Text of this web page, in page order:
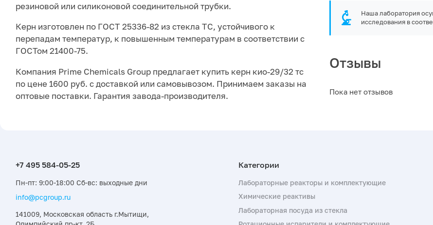
резиновой или силиконовой соединительной трубки.
Керн изготовлен по ГОСТ 25336-82 из стекла ТС, устойчивого к
перепадам температур, к повышенным температурам в соответствии с
ГОСТом 21400-75.
Компания Prime Chemicals Group предлагает купить керн кио-29/32 тс
по цене 1600 руб. с доставкой или самовывозом. Принимаем заказы на
оптовые поставки. Гарантия завода-производителя.
Наша лаборатория
исследования в
Отзывы
Пока нет отзывов
Пн-пт: 9:00-18:00 Сб-вс: выходные дни
info@pcgroup.ru
141009, Московская область г.Мытищи,
Лабораторные реакторы и комплектующие
Химические реактивы
Лабораторная посуда из стекла